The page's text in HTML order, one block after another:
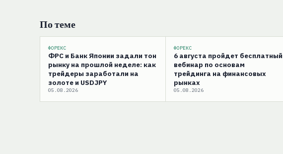
По теме
ФОРЕКС
ФРС и Банк Японии задали тон
рынку на прошлой неделе: как
трейдеры заработали на
золоте и USDJPY
05.08.2026
ФОРЕКС
6 августа пройдет бесплатный
вебинар по основам
трейдинга на финансовых
рынках
05.08.2026